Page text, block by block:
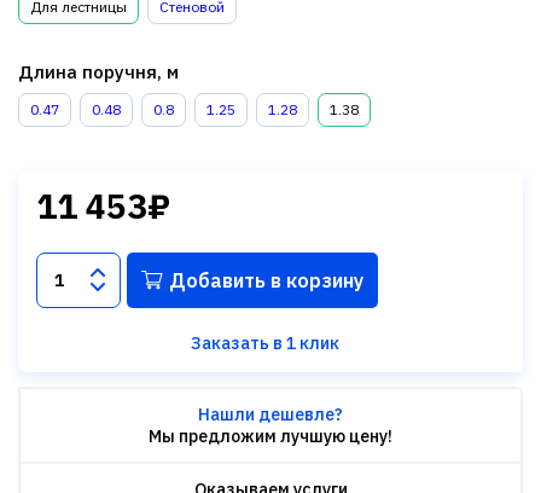
Для лестницы Стеновой
Длина поручня, м
0.47 0.48 0.8 1.25 1.28 1.38
11 453₽
Добавить в корзину
Заказать в 1 клик
Нашли дешевле?
Мы предложим лучшую цену!